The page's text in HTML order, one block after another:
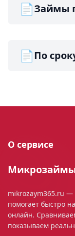
📄Займы
📄По
О сервисе
mikrozaym365.ru —
помогает быстро
онлайн.
показываем